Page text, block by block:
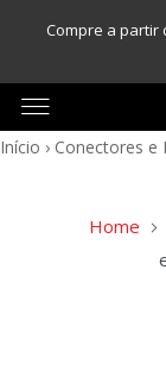
Compre a partir
Início › Conectores e
Home